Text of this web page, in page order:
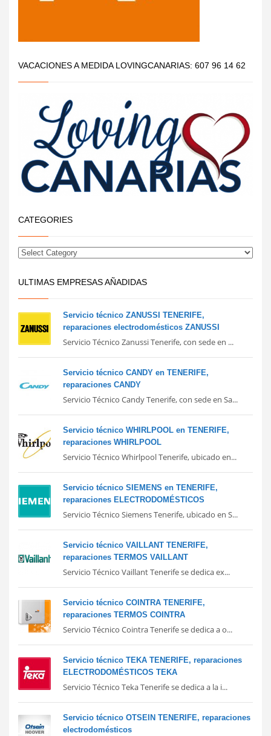
VACACIONES A MEDIDA LOVINGCANARIAS: 607 96 14 62
CATEGORIES
ULTIMAS EMPRESAS AÑADIDAS
Servicio técnico ZANUSSI TENERIFE,
reparaciones electrodomésticos ZANUSSI
Servicio Técnico Zanussi Tenerife, con sede en ...
Servicio técnico CANDY en TENERIFE,
reparaciones CANDY
Servicio Técnico Candy Tenerife, con sede en Sa...
Servicio técnico WHIRLPOOL en TENERIFE,
reparaciones WHIRLPOOL
Servicio Técnico Whirlpool Tenerife, ubicado en...
Servicio técnico SIEMENS en TENERIFE,
reparaciones ELECTRODOMÉSTICOS
Servicio Técnico Siemens Tenerife, ubicado en S...
Servicio técnico VAILLANT TENERIFE,
reparaciones TERMOS VAILLANT
Servicio Técnico Vaillant Tenerife se dedica ex...
Servicio técnico COINTRA TENERIFE,
reparaciones TERMOS COINTRA
Servicio Técnico Cointra Tenerife se dedica a o...
Servicio técnico TEKA TENERIFE, reparaciones
ELECTRODOMÉSTICOS TEKA
Servicio Técnico Teka Tenerife se dedica a la i...
Servicio técnico OTSEIN TENERIFE, reparaciones
electrodomésticos